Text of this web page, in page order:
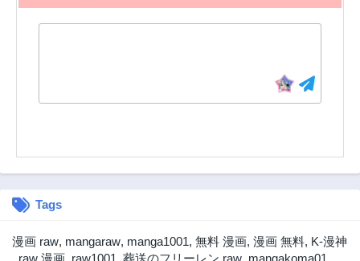
Tags
漫画 raw, mangaraw, manga1001, 無料 漫画, 漫画 無料, K-漫神
raw 漫画 raw1001 葬送のフリーレン raw mangakoma01